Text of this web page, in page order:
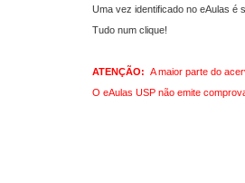
Uma vez identificado no eAulas é
Tudo num clique!
ATENÇÃO: A maior parte do
O eAulas USP não emite